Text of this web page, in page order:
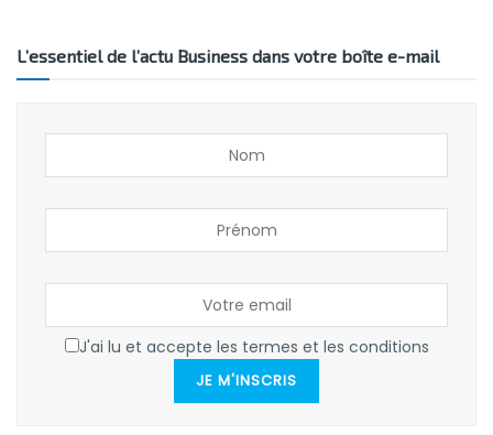
L’essentiel de l’actu Business dans votre boîte e-mail
J'ai lu et accepte les termes et les conditions
JE M'INSCRIS